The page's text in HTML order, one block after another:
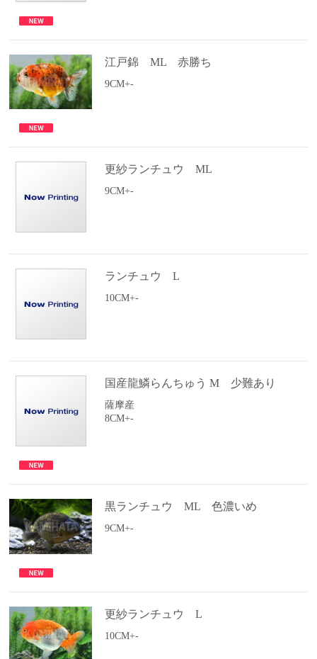
江戸錦 ML 赤勝ち
9CM+-
更紗ランチュウ ML
9CM+-
ランチュウ L
10CM+-
国産龍鱗らんちゅう M 少難あり
薩摩産
8CM+-
黒ランチュウ ML 色濃いめ
9CM+-
更紗ランチュウ L
10CM+-